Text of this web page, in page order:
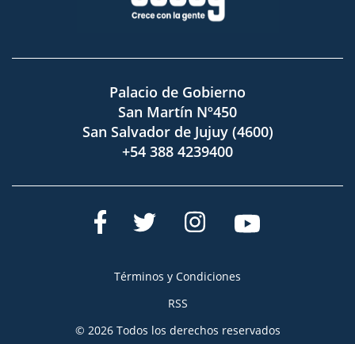
Palacio de Gobierno
San Martín Nº450
San Salvador de Jujuy (4600)
+54 388 4239400
Términos y Condiciones
RSS
© 2026 Todos los derechos reservados